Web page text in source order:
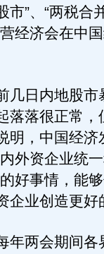
市”、“两税合
经济会在中
日内地股市
落落很正常，
明，中国经济
外资企业统
好事情，能
企业创造更好
两会期间各